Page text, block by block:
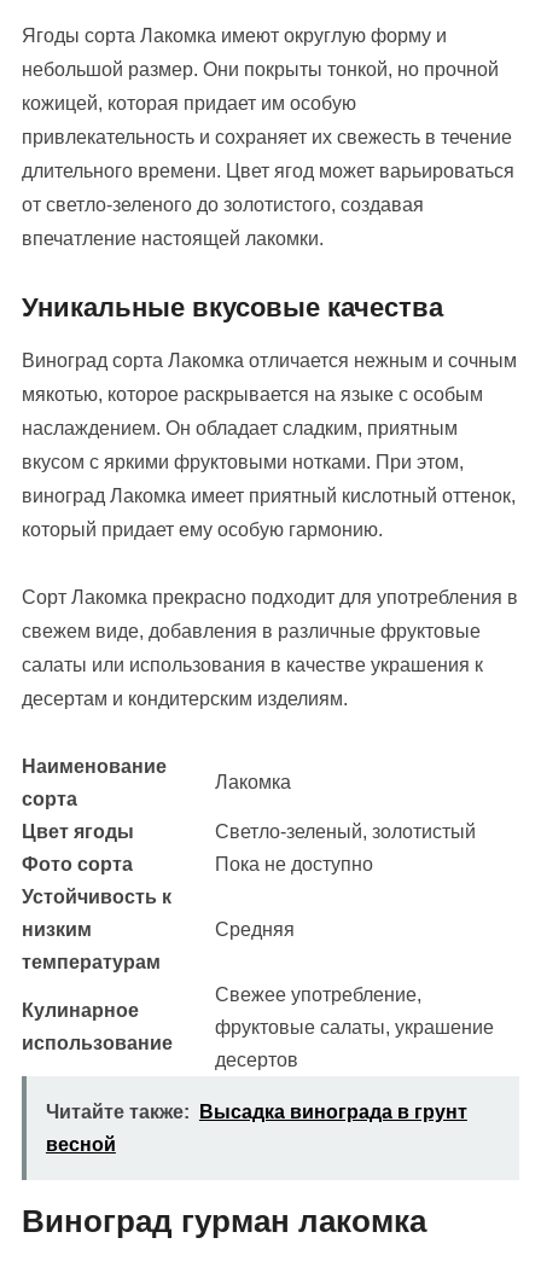
Ягоды сорта Лакомка имеют округлую форму и
небольшой размер. Они покрыты тонкой, но прочной
кожицей, которая придает им особую
привлекательность и сохраняет их свежесть в течение
длительного времени. Цвет ягод может варьироваться
от светло-зеленого до золотистого, создавая
впечатление настоящей лакомки.
Уникальные вкусовые качества
Виноград сорта Лакомка отличается нежным и сочным
мякотью, которое раскрывается на языке с особым
наслаждением. Он обладает сладким, приятным
вкусом с яркими фруктовыми нотками. При этом,
виноград Лакомка имеет приятный кислотный оттенок,
который придает ему особую гармонию.
Сорт Лакомка прекрасно подходит для употребления в
свежем виде, добавления в различные фруктовые
салаты или использования в качестве украшения к
десертам и кондитерским изделиям.
Наименование
сорта
Лакомка
Цвет ягоды
Светло-зеленый, золотистый
Фото сорта
Пока не доступно
Устойчивость к
низким
температурам
Средняя
Кулинарное
использование
Свежее употребление,
фруктовые салаты, украшение
десертов
Читайте также:
Высадка винограда в грунт
весной
Виноград гурман лакомка